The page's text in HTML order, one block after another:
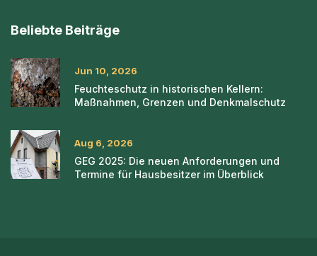
Beliebte Beiträge
Jun 10, 2026
Feuchteschutz in historischen Kellern:
Maßnahmen, Grenzen und Denkmalschutz
Aug 6, 2026
GEG 2025: Die neuen Anforderungen und
Termine für Hausbesitzer im Überblick